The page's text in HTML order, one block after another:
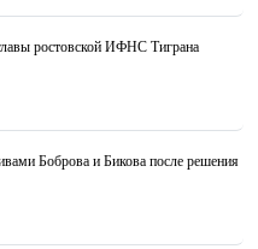
ростовской ИФНС Тиграна
Боброва и Бикова после решения